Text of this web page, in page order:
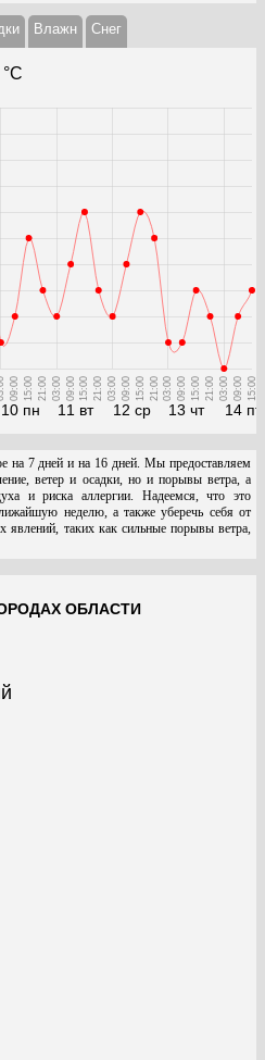
Влажн Cнег
10 пн
09:00 15:00 21:00
11 вт
03:00 09:00 15:00 21:00
12 ср
03:00 09:00 15:00 21:00
13 чт
03:00 09:00 15:00 21:00
14 пт
03:00 09:00 15:00
на 7 дней и на 16 дней. Мы предоставляем
ветер и осадки, но и порывы ветра, а
и риска аллергии. Надеемся, что это
неделю, а также уберечь себя от
явлений, таких как сильные порывы ветра,
ОБЛАСТИ